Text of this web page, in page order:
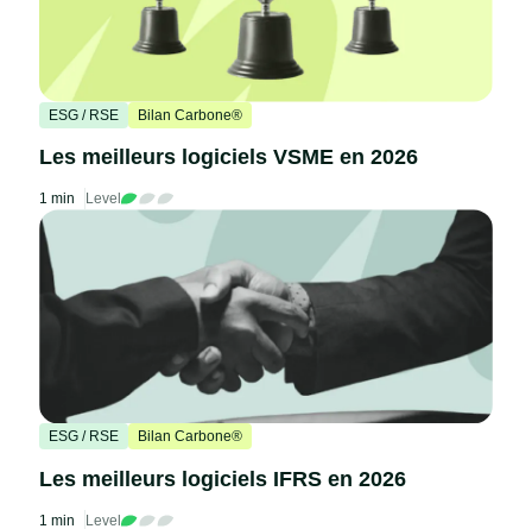
ESG / RSE Bilan Carbone®
Les meilleurs logiciels VSME en 2026
1 min Level
ESG / RSE Bilan Carbone®
Les meilleurs logiciels IFRS en 2026
1 min Level